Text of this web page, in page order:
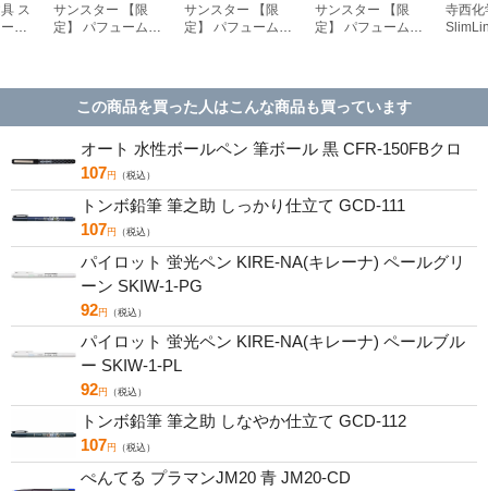
サンスター 【限
定】 パフュームカ
S4732120
サンスター 【限
定】 パフュームカ
S4732111
サンスター 【限
定】 パフュームカ
S4732103
寺西化
ス
この商品を買った人はこんな商品も買っています
オート 水性ボールペン 筆ボール 黒 CFR-150FBクロ
107円 （税込）
トンボ鉛筆 筆之助 しっかり仕立て GCD-111
107円 （税込）
パイロット 蛍光ペン KIRE-NA(キレーナ) ペールグリ
ーン SKIW-1-PG
92円 （税込）
パイロット 蛍光ペン KIRE-NA(キレーナ) ペールブル
ー SKIW-1-PL
92円 （税込）
トンボ鉛筆 筆之助 しなやか仕立て GCD-112
107円 （税込）
ぺんてる プラマンJM20 青 JM20-CD